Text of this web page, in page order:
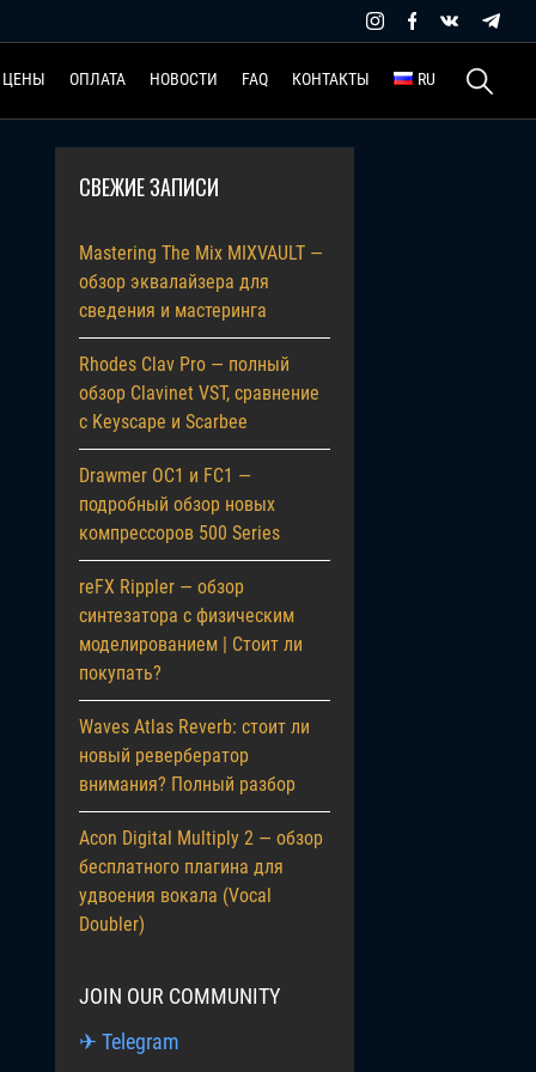
ЦЕНЫ ОПЛАТА НОВОСТИ FAQ КОНТАКТЫ RU Найти:
СВЕЖИЕ ЗАПИСИ
Mastering The Mix MIXVAULT —
обзор эквалайзера для
сведения и мастеринга
Rhodes Clav Pro — полный
обзор Clavinet VST, сравнение
с Keyscape и Scarbee
Drawmer OC1 и FC1 —
подробный обзор новых
компрессоров 500 Series
reFX Rippler — обзор
синтезатора с физическим
моделированием | Стоит ли
покупать?
Waves Atlas Reverb: стоит ли
новый ревербератор
внимания? Полный разбор
Acon Digital Multiply 2 — обзор
бесплатного плагина для
удвоения вокала (Vocal
Doubler)
JOIN OUR COMMUNITY
✈ Telegram